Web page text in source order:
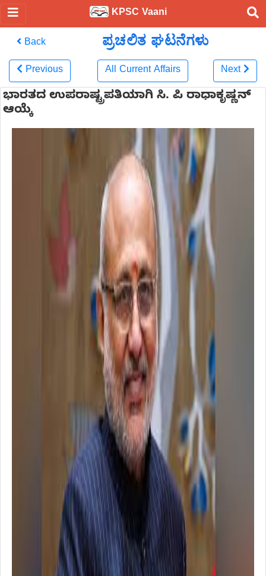
KPSC Vaani
Back ಪ್ರಚಲಿತ ಘಟನೆಗಳು
Previous All Current Affairs Next
ಭಾರತದ ಉಪರಾಷ್ಟ್ರಪತಿಯಾಗಿ ಸಿ. ಪಿ ರಾಧಾಕೃಷ್ಣನ್
ಆಯ್ಕೆ